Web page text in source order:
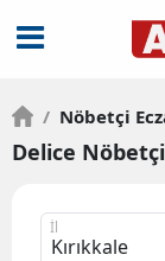
/ Nöbetçi
Delice
İl